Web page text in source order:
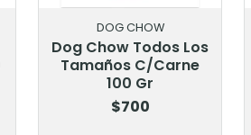
DOG CHOW
Dog Chow Todos Los
Tamaños C/Carne
100 Gr
$700